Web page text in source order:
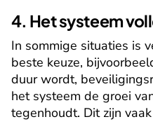
4. Het systeem
In sommige situaties is
beste keuze,
duur wordt,
het systeem de groei
tegenhoudt. Dit zijn